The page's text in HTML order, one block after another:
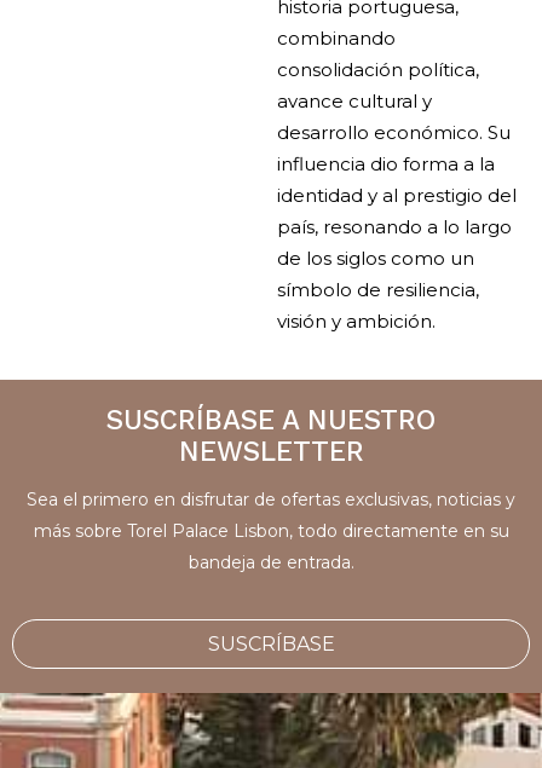
historia portuguesa,
combinando
consolidación política,
avance cultural y
desarrollo económico. Su
influencia dio forma a la
identidad y al prestigio del
país, resonando a lo largo
de los siglos como un
símbolo de resiliencia,
visión y ambición.
SUSCRÍBASE A NUESTRO
NEWSLETTER
Sea el primero en disfrutar de ofertas exclusivas, noticias y
más sobre Torel Palace Lisbon, todo directamente en su
bandeja de entrada.
SUSCRÍBASE